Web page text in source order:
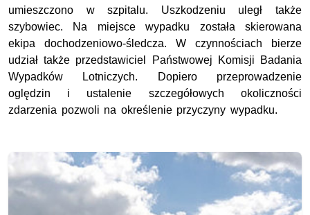
umieszczono w szpitalu. Uszkodzeniu uległ także
szybowiec. Na miejsce wypadku została skierowana
ekipa dochodzeniowo-śledcza. W czynnościach bierze
udział także przedstawiciel Państwowej Komisji Badania
Wypadków Lotniczych. Dopiero przeprowadzenie
oględzin i ustalenie szczegółowych okoliczności
zdarzenia pozwoli na określenie przyczyny wypadku.